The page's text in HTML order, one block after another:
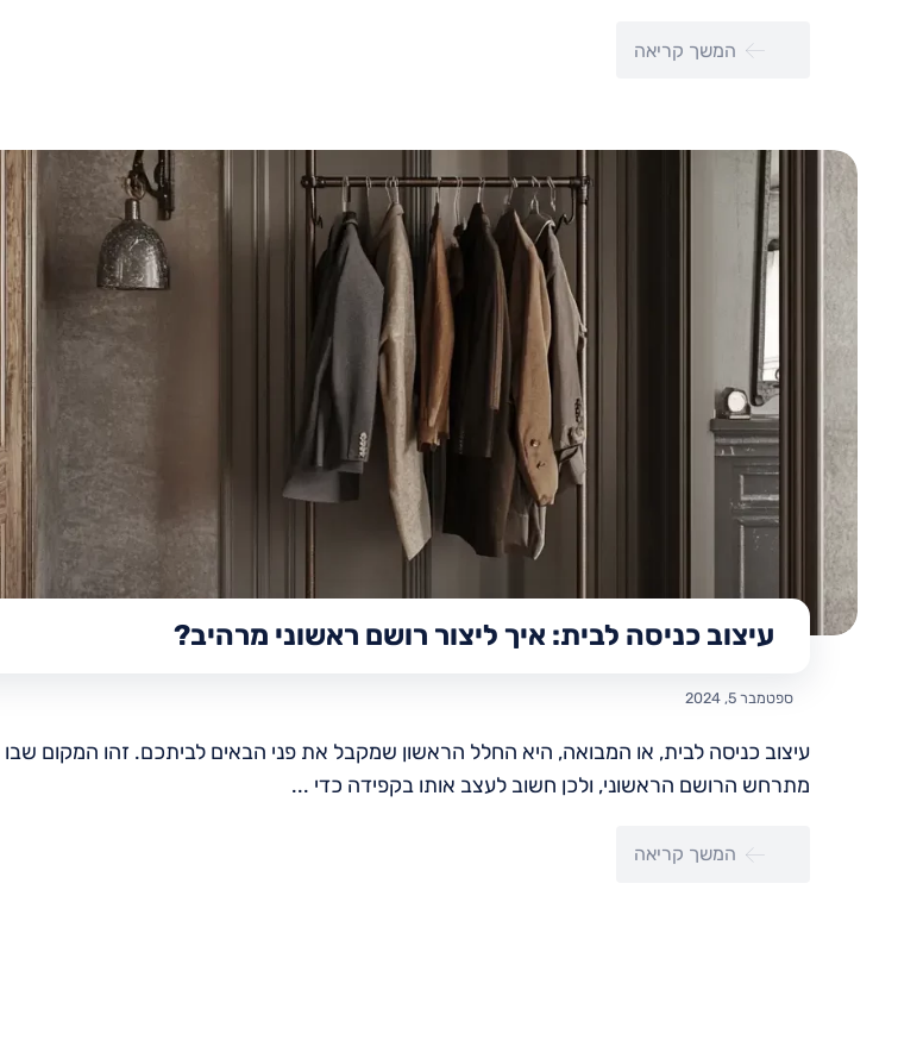
המשך קריאה
עיצוב כניסה לבית: איך ליצור רושם ראשוני מרהיב?
ספטמבר 5, 2024
עיצוב כניסה לבית, או המבואה, היא החלל הראשון שמקבל את פני הבאים לביתכם. זהו המקום שבו
מתרחש הרושם הראשוני, ולכן חשוב לעצב אותו בקפידה כדי ...
המשך קריאה